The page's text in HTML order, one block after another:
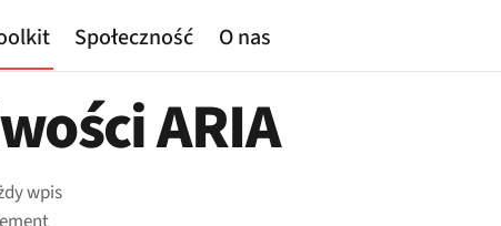
Społeczność O nas
ARIA
wpis